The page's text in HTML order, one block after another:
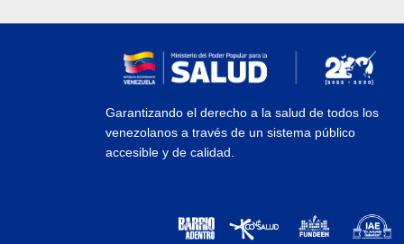
Garantizando el derecho a la salud de todos los
venezolanos a través de un sistema público
accesible y de calidad.